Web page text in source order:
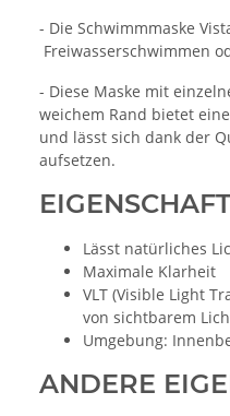
- Die Schwimmmaske
Freiwasserschwimmen
- Diese Maske mit
weichem Rand bietet
und lässt sich dank der
aufsetzen.
Lässt natürliches
Maximale Klarheit
VLT (Visible Light
von sichtbarem
Umgebung:
ANDERE